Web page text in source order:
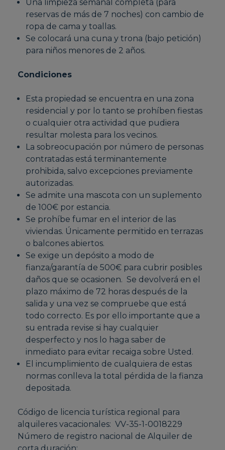
Una limpieza semanal completa (para
reservas de más de 7 noches) con cambio de
ropa de cama y toallas.
Se colocará una cuna y trona (bajo petición)
para niños menores de 2 años.
Condiciones
Esta propiedad se encuentra en una zona
residencial y por lo tanto se prohíben fiestas
o cualquier otra actividad que pudiera
resultar molesta para los vecinos.
La sobreocupación por número de personas
contratadas está terminantemente
prohibida, salvo excepciones previamente
autorizadas.
Se admite una mascota con un suplemento
de 100€ por estancia.
Se prohíbe fumar en el interior de las
viviendas. Únicamente permitido en terrazas
o balcones abiertos.
Se exige un depósito a modo de
fianza/garantía de 500€ para cubrir posibles
daños que se ocasionen. Se devolverá en el
plazo máximo de 72 horas después de la
salida y una vez se compruebe que está
todo correcto. Es por ello importante que a
su entrada revise si hay cualquier
desperfecto y nos lo haga saber de
inmediato para evitar recaiga sobre Usted.
El incumplimiento de cualquiera de estas
normas conlleva la total pérdida de la fianza
depositada.
Código de licencia turística regional para
alquileres vacacionales: VV-35-1-0018229
Número de registro nacional de Alquiler de